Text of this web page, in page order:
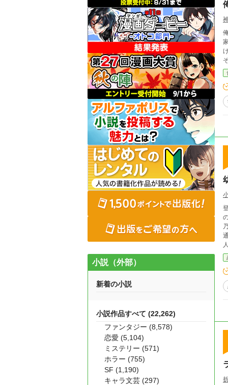
俺
けど
登場人物 主人公：青
の
乃
人気
小説（外部）
新着の小説
小説作品すべて (22,262)
ファンタジー (8,578)
恋愛 (5,104)
ミステリー (571)
ホラー (755)
SF (1,190)
キャラ文芸 (297)